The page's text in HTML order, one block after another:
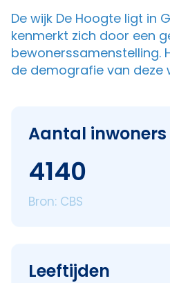
De wijk De Hoogte ligt in
kenmerkt zich door een
bewonerssamenstelling.
de demografie van deze
Aantal inwoners
4140
Bron: CBS
Leeftijden